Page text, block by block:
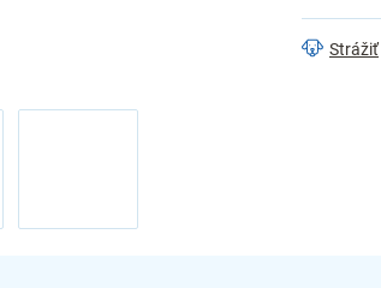
Strážiť